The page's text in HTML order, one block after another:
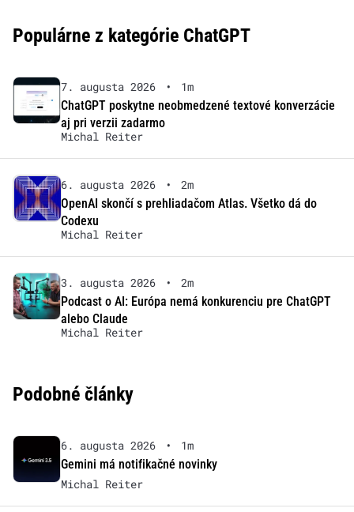
Populárne z kategórie ChatGPT
7. augusta 2026 •
1m
ChatGPT poskytne neobmedzené textové konverzácie
aj pri verzii zadarmo
Michal Reiter
6. augusta 2026 •
2m
OpenAI skončí s prehliadačom Atlas. Všetko dá do
Codexu
Michal Reiter
3. augusta 2026 •
2m
Podcast o AI: Európa nemá konkurenciu pre ChatGPT
alebo Claude
Michal Reiter
Podobné články
6. augusta 2026 •
1m
Gemini má notifikačné novinky
Michal Reiter